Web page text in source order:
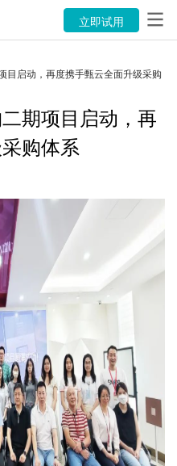
即试用
400-116-6869
：400-116-0808
立即试用
目启动，再度携手甄云全面升级采购
期项目启动，再
购体系